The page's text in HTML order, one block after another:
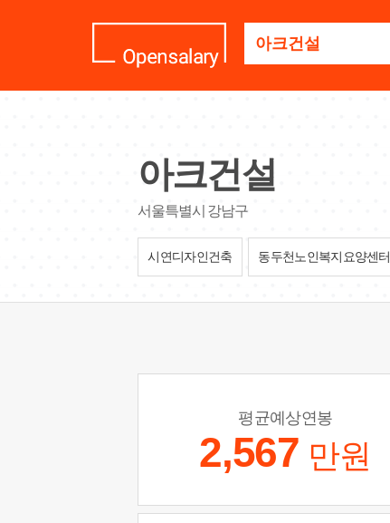
명
세
요
아크건설
서울특별시 강남구
시연디자인건축 동두천노인복지요양센터
평균예상연봉
2,567 만원